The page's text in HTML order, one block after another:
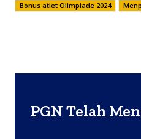
Bonus atlet Olimpiade 2024
PGN Telah